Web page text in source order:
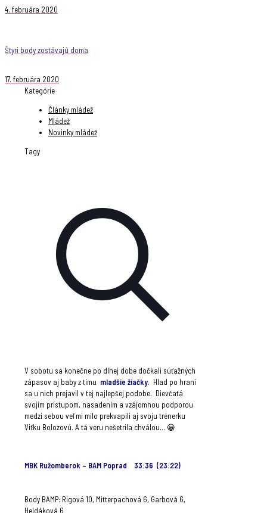
4. februára 2020
Štyri body zostávajú doma
17. februára 2020
Kategórie
Články mládež
Mládež
Novinky mládež
Tagy
V sobotu sa konečne po dlhej dobe dočkali súťažných
zápasov aj baby z tímu mladšie žiačky. Hlad po hraní
sa u nich prejavil v tej najlepšej podobe. Dievčatá
svojim prístupom, nasadením a vzájomnou podporou
medzi sebou veľmi milo prekvapili aj svoju trénerku
Viťku Bolozovú. A tá veru nešetrila chválou… 😀
MBK Ružomberok – BAM Poprad 33:36 (23:22)
Body BAMP: Rigová 10, Mitterpachová 6, Garbová 6,
Heldáková 6